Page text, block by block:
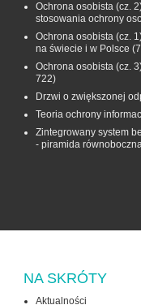
Ochrona osobista (cz.
stosowania ochrony
Ochrona osobista (cz.
na świecie i w Polsce
Ochrona osobista (cz.
722)
Drzwi o zwiększonej
Teoria ochrony
Zintegrowany system
- piramida
NA SKRÓTY
Aktualności